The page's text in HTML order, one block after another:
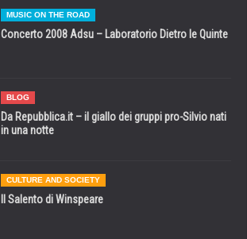
MUSIC ON THE ROAD
Concerto 2008 Adsu – Laboratorio Dietro le Quinte
BLOG
Da Repubblica.it – il giallo dei gruppi pro-Silvio nati
in una notte
CULTURE AND SOCIETY
Il Salento di Winspeare